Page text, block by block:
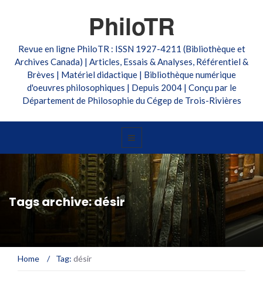
PhiloTR
Revue en ligne PhiloTR : ISSN 1927-4211 (Bibliothèque et
Archives Canada) | Articles, Essais & Analyses, Référentiel &
Brèves | Matériel didactique | Bibliothèque numérique
d'oeuvres philosophiques | Depuis 2004 | Conçu par le
Département de Philosophie du Cégep de Trois-Rivières
Tags archive: désir
Home / Tag: désir